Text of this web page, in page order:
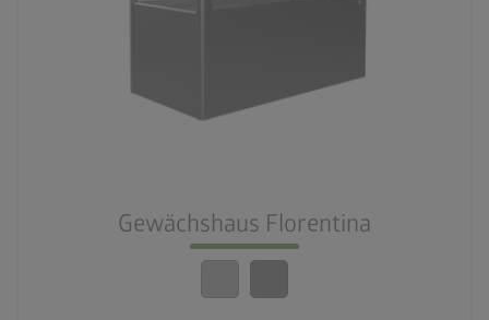
Gewächshaus Florentina
2 Größen
crown
Beste Qualität